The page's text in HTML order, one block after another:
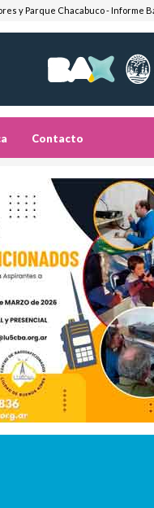
y Parque Chacabuco - Informe
Contacto